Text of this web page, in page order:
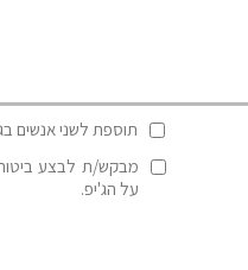
תוספת לשני אנשים
מבקש/ת לבצע
על הג'יפ.